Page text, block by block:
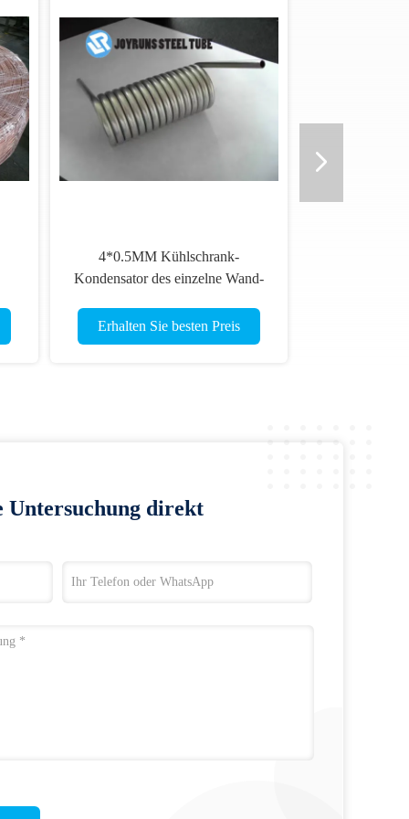
4*0.5MM Kühlschrank-
Kondensator des einzelne Wand-
Stahlrohrschlange
Erhalten Sie besten Preis
Untersuchung direkt